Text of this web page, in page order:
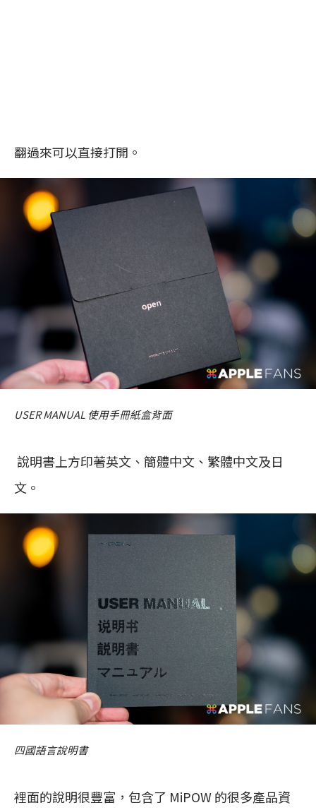
翻過來可以直接打開。
USER MANUAL 使用手冊紙盒背面
說明書上方印著英文、簡體中文、繁體中文及日
文。
四國語言說明書
裡面的說明很豐富，包含了 MiPOW 的很多產品資